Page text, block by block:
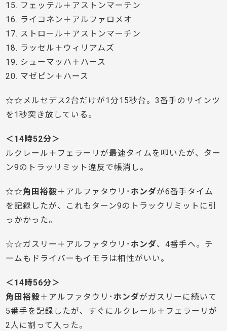
15. フェッテル＋アストンマーチン
16. ライコネン＋アルファロメオ
17. ストロール＋アストンマーチン
18. ラッセル＋ウィリアムズ
19. シューマッハ＋ハース
20. マゼピン＋ハース
☆☆メルセデス2台だけが1分15秒台。3番手のサインツ
を1秒突き放している。
＜14時52分＞
ルクレール＋フェラーリが最速タイムを叩いたが、ター
ン9のトラッリミット違反で帳消し。
☆☆角田裕毅＋アルファタウリ･ ホンダが6番手タイム
を記録したが、これもターン9のトラックリミットに引
っかかった。
☆☆ガスリー＋アルファタウリ･ ホンダ、4番手へ。チ
ームもドライバーもイモラは相性がいい。
＜14時56分＞
角田裕毅＋アルファタウリ･ ホンダがガスリーに続いて
5番手を記録したが、すぐにルクレール＋フェラーリが
2人に割って入った。